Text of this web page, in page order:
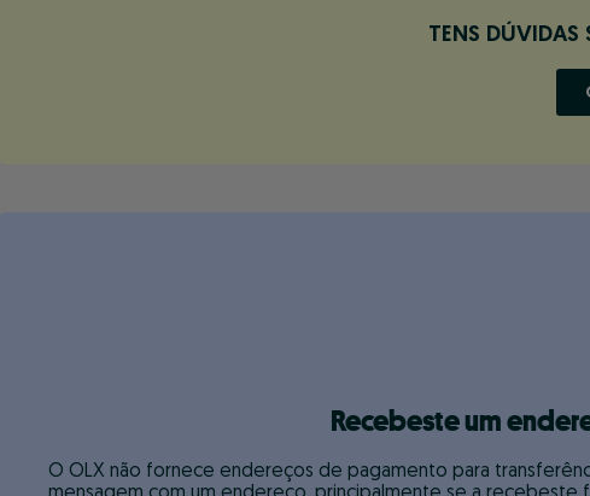
TENS DÚVIDAS
Recebeste um
O OLX não fornece endereços de pagamento para
mensagem com um endereço, principalmente se a